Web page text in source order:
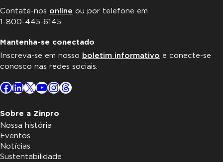
Contate-nos online ou por telefone em
1-800-445-6145.
Mantenha-se conectado
Inscreva-se em nosso boletim informativo e conecte-se
conosco nas redes sociais.
Facebook
LinkedIn
X YouTube
Instagram
Threads
Sobre a Zinpro
Nossa história
Eventos
Notícias
Sustentabilidade